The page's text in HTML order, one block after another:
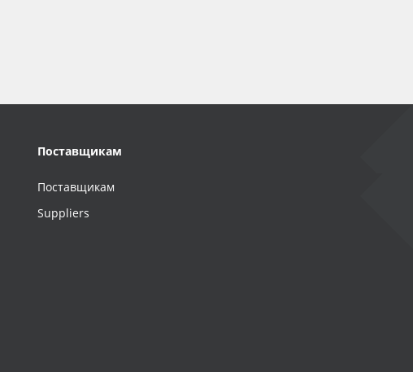
Поставщикам
Поставщикам
Suppliers